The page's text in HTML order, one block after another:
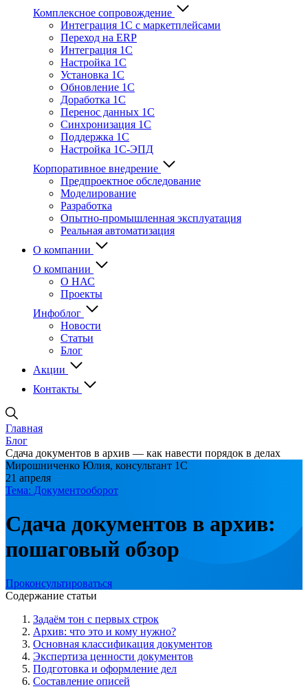
Комплексное сопровождение
Интеграция 1С с маркетплейсами
Переход на ERP
Интеграция 1С
Настройка 1С
Установка 1С
Обновление 1С
Доработка 1С
Перенос данных 1С
Синхронизация 1С
Поддержка 1С
Настройка 1С-ЭПД
Корпоративное внедрение
Предпроектное обследование
Моделирование
Разработка
Опытно-промышленная эксплуатация
Реальная автоматизация
О компании
О компании
О НАС
Проекты
Инфоблог
Новости
Статьи
Блог
Акции
Контакты
Главная
Блог
Сдача документов в архив — как навести порядок в делах ​
Мирошниченко Юлия, консультант 1С
21 апреля
Тема: Документооборот
Сдача документов в архив:
пошаговый обзор
Проконсультироваться
Содержание статьи
Задаём тон с первых строк
Архив: что это и кому нужно?
Основная классификация документов
Экспертиза ценности документов
Подготовка и оформление дел
Составление описей